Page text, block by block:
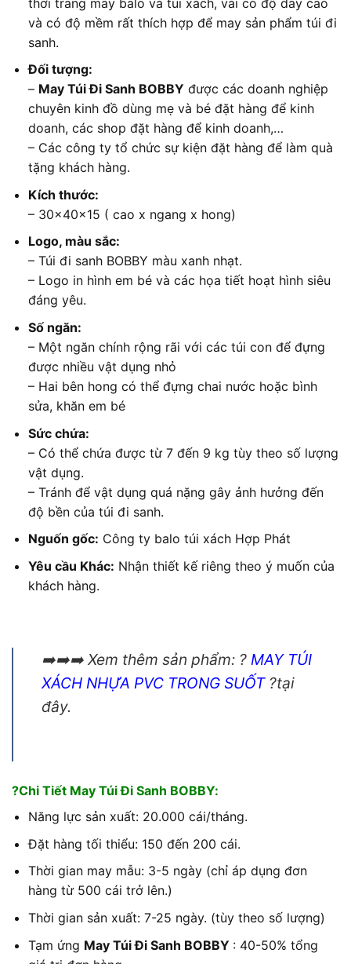
và có độ mềm rất thích hợp để may sản phẩm túi đi
sanh.
Đối tượng:
– May Túi Đi Sanh BOBBY được các doanh nghiệp
chuyên kinh đồ dùng mẹ và bé đặt hàng để kinh
doanh, các shop đặt hàng để kinh doanh,…
– Các công ty tổ chức sự kiện đặt hàng để làm quà
tặng khách hàng.
Kích thước:
– 30x40x15 ( cao x ngang x hong)
Logo, màu sắc:
– Túi đi sanh BOBBY màu xanh nhạt.
– Logo in hình em bé và các họa tiết hoạt hình siêu
đáng yêu.
Số ngăn:
– Một ngăn chính rộng rãi với các túi con để đựng
được nhiều vật dụng nhỏ
– Hai bên hong có thể đựng chai nước hoặc bình
sửa, khăn em bé
Sức chứa:
– Có thể chứa được từ 7 đến 9 kg tùy theo số lượng
vật dụng.
– Tránh để vật dụng quá nặng gây ảnh hưởng đến
độ bền của túi đi sanh.
Nguốn gốc: Công ty balo túi xách Hợp Phát
Yêu cầu Khác: Nhận thiết kế riêng theo ý muốn của
khách hàng.
➡️➡️➡️ Xem thêm sản phẩm: ? MAY TÚI
XÁCH NHỰA PVC TRONG SUỐT?tại
đây.
?Chi Tiết May Túi Đi Sanh BOBBY:
Năng lực sản xuất: 20.000 cái/tháng.
Đặt hàng tối thiểu: 150 đến 200 cái.
Thời gian may mẫu: 3-5 ngày (chỉ áp dụng đơn
hàng từ 500 cái trở lên.)
Thời gian sản xuất: 7-25 ngày. (tùy theo số lượng)
Tạm ứng May Túi Đi Sanh BOBBY : 40-50% tổng